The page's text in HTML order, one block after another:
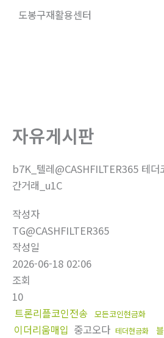
도봉구재활용센터
자유게시판
b7K_텔레@CASHFILTER365 테더
간거래_u1C
작성자
TG@CASHFILTER365
작성일
2026-06-18 02:06
조회
10
트론리플코인전송
모든코인현금화
이더리움매입 중고오다 테더현금화